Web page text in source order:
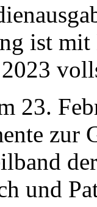
ist mit
23.
zur
und